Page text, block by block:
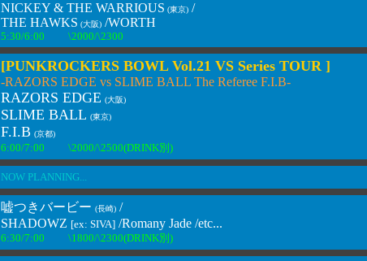
NICKEY & THE WARRIOUS (東京) /
THE HAWKS (大阪) /WORTH
5:30/6:00 \2000/\2300
[PUNKROCKERS BOWL Vol.21 VS Series TOUR ]
-RAZORS EDGE vs SLIME BALL The Referee F.I.B-
RAZORS EDGE (大阪)
SLIME BALL (東京)
F.I.B (京都)
6:00/7:00 \2000/\2500(DRINK別)
NOW PLANNING...
嘘つきバービー (長崎) /
SHADOWZ [ex: SIVA] /Romany Jade /etc...
6:30/7:00 \1800/\2300(DRINK別)